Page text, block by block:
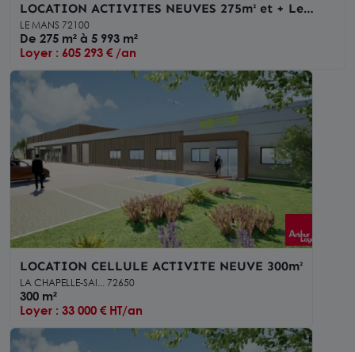
LOCATION ACTIVITES NEUVES 275m² et + Le
Mans
LE MANS 72100
De 275 m² à 5 993 m²
Loyer : 605 293 € /an
LOCATION CELLULE ACTIVITE NEUVE 300m²
LA CHAPELLE-SAI... 72650
300 m²
Loyer : 33 000 € HT/an